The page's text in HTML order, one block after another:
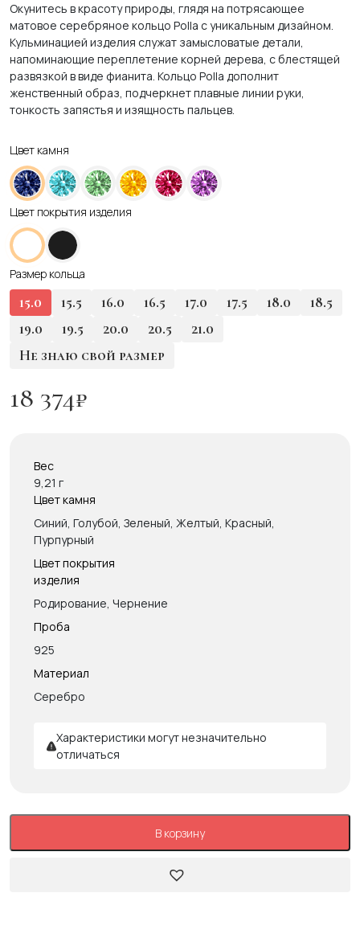
Окунитесь в красоту природы, глядя на потрясающее
матовое серебряное кольцо Polla с уникальным дизайном.
Кульминацией изделия служат замысловатые детали,
напоминающие переплетение корней дерева, с блестящей
развязкой в виде фианита. Кольцо Polla дополнит
женственный образ, подчеркнет плавные линии руки,
тонкость запястья и изящность пальцев.
Цвет камня
Цвет покрытия изделия
Размер кольца
15.0 15.5 16.0 16.5 17.0 17.5 18.0
18.5
19.0
19.5 20.0 20.5
21.0
Не знаю свой размер
18 374₽
Вес
9,21 г
Цвет камня
Синий, Голубой, Зеленый, Желтый, Красный,
Пурпурный
Цвет покрытия
изделия
Родирование, Чернение
Проба
925
Материал
Серебро
Характеристики могут незначительно
отличаться
В корзину